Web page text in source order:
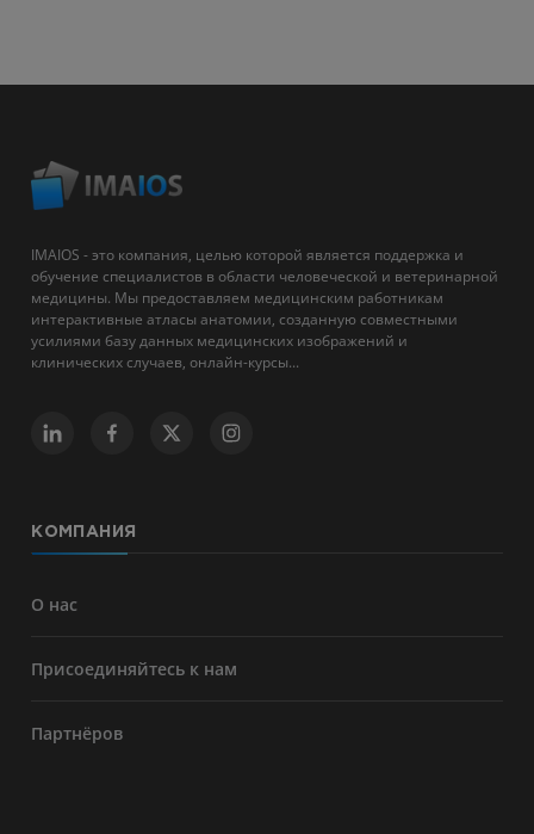
IMAIOS - это компания, целью которой является поддержка и
обучение специалистов в области человеческой и ветеринарной
медицины. Мы предоставляем медицинским работникам
интерактивные атласы анатомии, созданную совместными
усилиями базу данных медицинских изображений и
клинических случаев, онлайн-курсы...
КОМПАНИЯ
О нас
Присоединяйтесь к нам
Партнёров